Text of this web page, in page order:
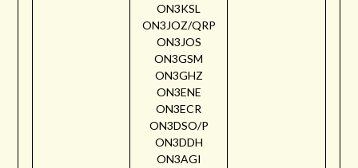
ON3KSL
ON3JOZ/QRP
ON3JOS
ON3GSM
ON3GHZ
ON3ENE
ON3ECR
ON3DSO/P
ON3DDH
ON3AGI